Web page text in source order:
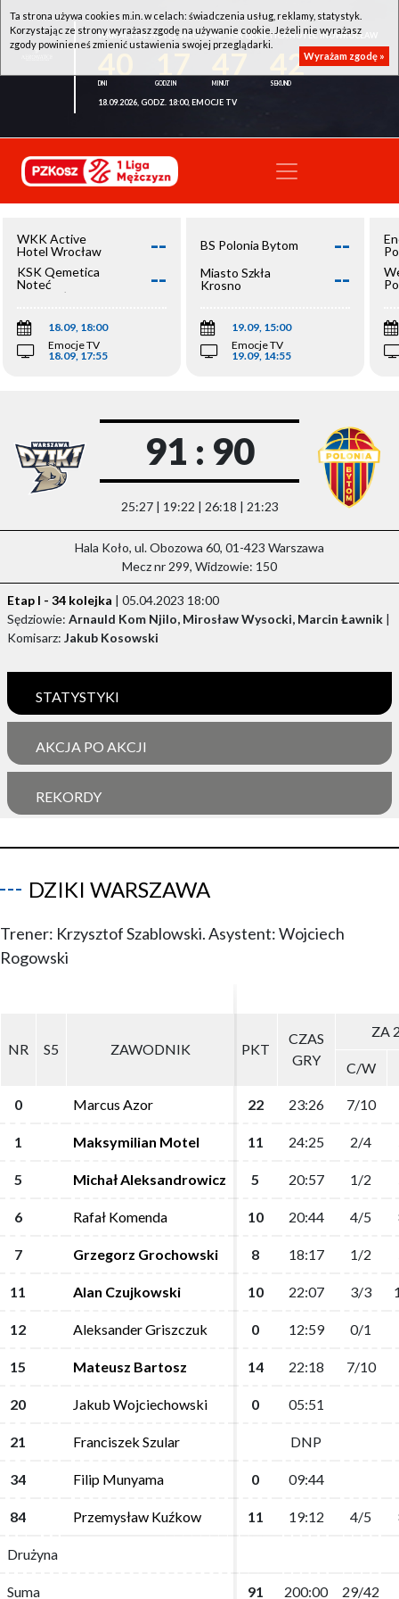
WKK ACTIVE HOTEL WROCŁAW - KSK QEMETICA NOTEĆ INOWROCŁAW
42
18.09.2026, GODZ. 18:00, EMOCJE TV
WKK Active
Hotel Wrocław
--
KSK Qemetica
Noteć
Inowrocław
--
18.09, 18:00
Emocje TV
18.09, 17:55
BS Polonia Bytom --
Miasto Szkła
Krosno
--
19.09, 15:00
Emocje TV
19.09, 14:55
91 : 90
25:27 | 19:22 | 26:18 | 21:23
Hala Koło, ul. Obozowa 60, 01-423 Warszawa
Mecz nr 299, Widzowie: 150
Etap I - 34 kolejka | 05.04.2023 18:00
Sędziowie: Arnauld Kom Njilo, Mirosław Wysocki, Marcin Ławnik |
Komisarz: Jakub Kosowski
STATYSTYKI
AKCJA PO AKCJI
REKORDY
DZIKI WARSZAWA
Trener: Krzysztof Szablowski. Asystent: Wojciech
Rogowski
NR S5 ZAWODNIK PKT
CZAS
GRY
ZA
C/W
0 Marcus Azor 22 23:26 7/10
1 Maksymilian Motel 11 24:25 2/4
5 Michał Aleksandrowicz 5 20:57 1/2
6 Rafał Komenda 10 20:44 4/5
7 Grzegorz Grochowski 8 18:17 1/2
11 Alan Czujkowski 10 22:07 3/3
12 Aleksander Griszczuk 0 12:59 0/1
15 Mateusz Bartosz 14 22:18 7/10
20 Jakub Wojciechowski 0 05:51
21 Franciszek Szular DNP
34 Filip Munyama 0 09:44
84 Przemysław Kuźkow 11 19:12 4/5
Drużyna
Suma 91 200:00 29/42
NR S5 ZAWODNIK PKT
CZAS
GRY
ZA
C/W
0 Marcus Azor 22 23:26 7/10
1 Maksymilian Motel 11 24:25 2/4
5 Michał Aleksandrowicz 5 20:57 1/2
6 Rafał Komenda 10 20:44 4/5
7 Grzegorz Grochowski 8 18:17 1/2
11 Alan Czujkowski 10 22:07 3/3
12 Aleksander Griszczuk 0 12:59 0/1
15 Mateusz Bartosz 14 22:18 7/10
20 Jakub Wojciechowski 0 05:51
21 Franciszek Szular DNP
34 Filip Munyama 0 09:44
84 Przemysław Kuźkow 11 19:12 4/5
Drużyna
Suma 91 200:00 29/42
Ta strona używa cookies m.in. w celach: świadczenia usług, reklamy, statystyk.
Korzystając ze strony wyrażasz zgodę na używanie cookie. Jeżeli nie wyrażasz
zgody powinieneś zmienić ustawienia swojej przeglądarki.
Wyrażam zgodę »